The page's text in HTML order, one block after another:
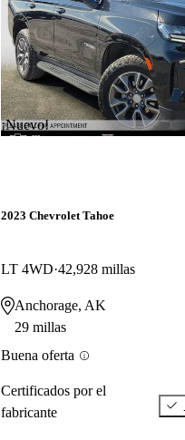
¡Nuevo!
2023 Chevrolet Tahoe
LT 4WD 42,928 millas
Anchorage, AK
29 millas
Buena oferta
Certificados por el
fabricante